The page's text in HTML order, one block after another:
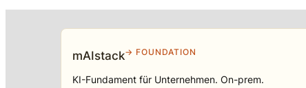
mAIstack→ FOUNDATION
KI-Fundament für Unternehmen. On-prem.